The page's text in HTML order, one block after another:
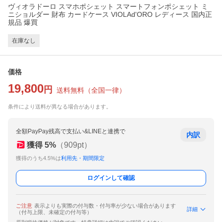
ヴィオラドーロ スマホポシェット スマートフォンポシェット ミ
ニショルダー 財布 カードケース VIOLAd'ORO レディース 国内正
規品 爆買
在庫なし
価格
19,800 円 送料無料 （全国一律）
条件により送料が異なる場合があります。
全額PayPay残高で支払い&LINEと連携で
獲得 5% （909pt）
獲得のうち4.5%は利用先・期間限定
内訳
ログインして確認
ご注意 表示よりも実際の付与数・付与率が少ない場合があります
（付与上限、未確定の付与等）
詳細